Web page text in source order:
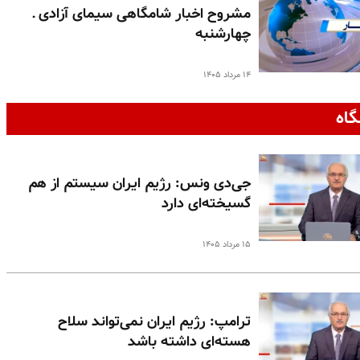
مشروح اخبار شامگاهی سیمای آزادی ـ
چهارشنبه
۱۴ مرداد ۱۴۰۵
جی‌دی ونس: رژیم ایران سیستم از هم
گسیخته‌ای دارد
۱۵ مرداد ۱۴۰۵
ترامپ: رژیم ایران نمی‌تواند سلاح
هسته‌ای داشته باشد